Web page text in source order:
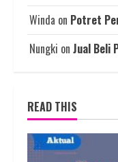
Winda on Potret
Nungki on Jual Beli
READ THIS